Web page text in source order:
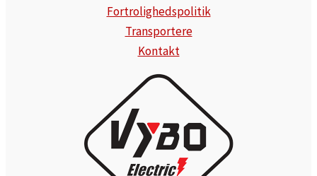
Fortrolighedspolitik
Transportere
Kontakt